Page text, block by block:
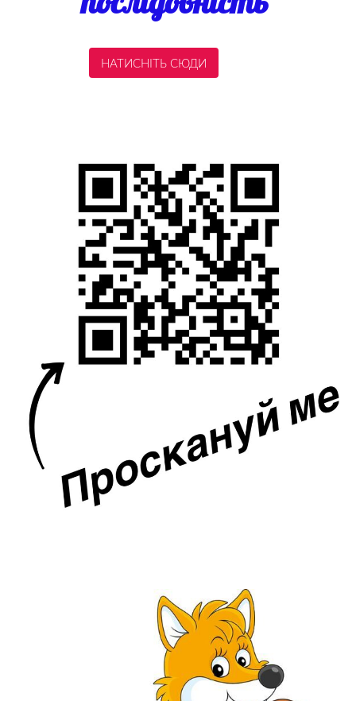
НАТИСНІТЬ СЮДИ